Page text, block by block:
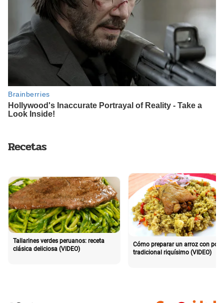
Recetas
Tallarines verdes peruanos: receta
clásica deliciosa (VIDEO)
Cómo preparar un arroz con pollo
tradicional riquísimo (VIDEO)